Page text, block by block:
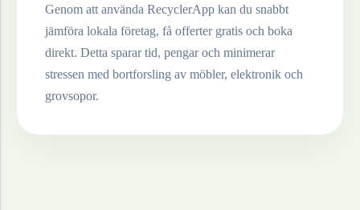
Genom att använda RecyclerApp kan du snabbt
jämföra lokala företag, få offerter gratis och boka
direkt. Detta sparar tid, pengar och minimerar
stressen med bortforsling av möbler, elektronik och
grovsopor.